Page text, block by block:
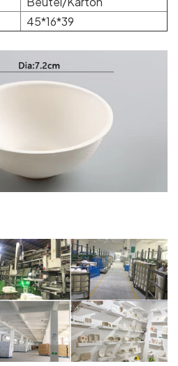
45*16*39